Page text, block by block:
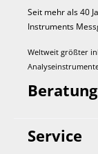
Seit mehr als 40
Instruments
Weltweit größter
Service